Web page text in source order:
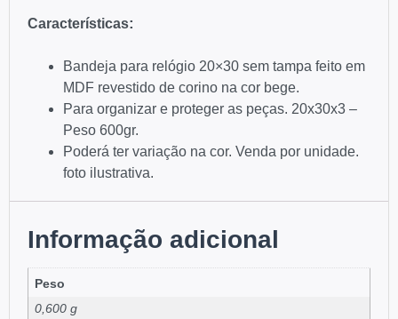
Características:
Bandeja para relógio 20×30 sem tampa feito em
MDF revestido de corino na cor bege.
Para organizar e proteger as peças. 20x30x3 –
Peso 600gr.
Poderá ter variação na cor. Venda por unidade.
foto ilustrativa.
Informação adicional
Peso
0,600 g